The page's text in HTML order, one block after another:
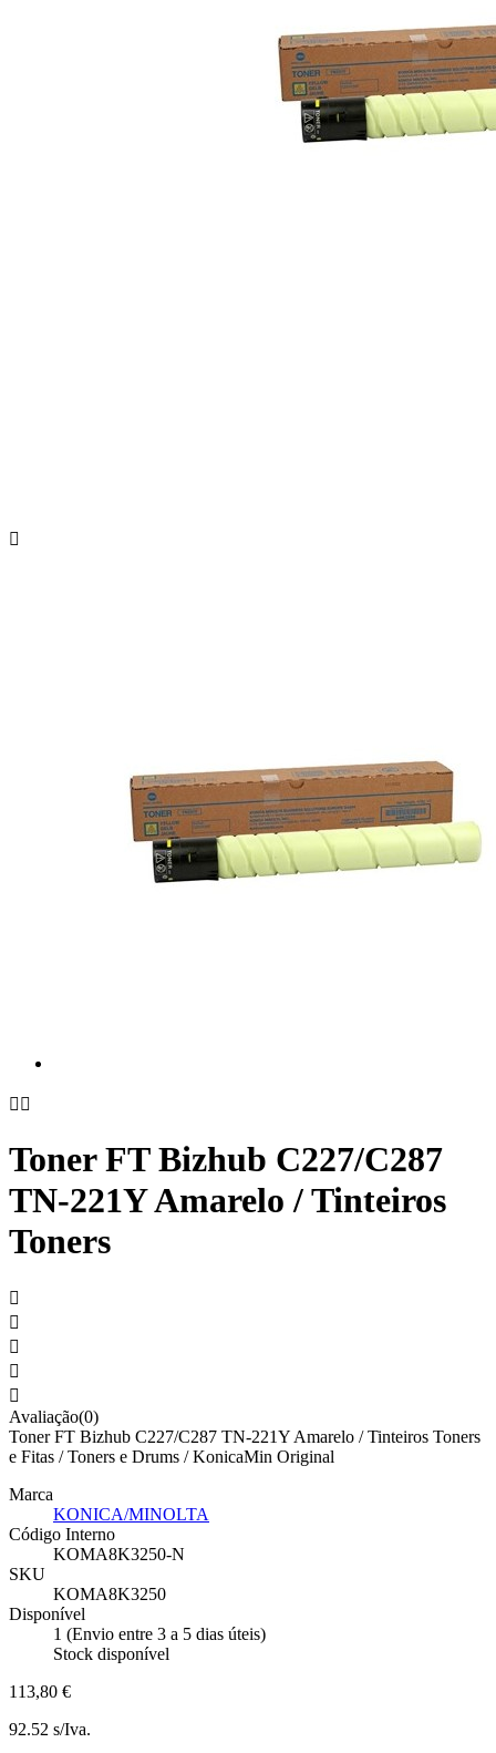

 
Toner FT Bizhub C227/C287
TN-221Y Amarelo / Tinteiros
Toners





Avaliação(0)
Toner FT Bizhub C227/C287 TN-221Y Amarelo / Tinteiros Toners
e Fitas / Toners e Drums / KonicaMin Original
Marca
KONICA/MINOLTA
Código Interno
KOMA8K3250-N
SKU
KOMA8K3250
Disponível
1 (Envio entre 3 a 5 dias úteis)
Stock disponível
113,80 €
92.52 s/Iva.